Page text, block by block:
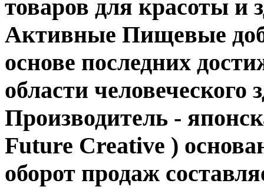
товаров для красоты и
Активные Пищевые
основе последних
области человеческого
Производитель -
Future Creative )
оборот продаж